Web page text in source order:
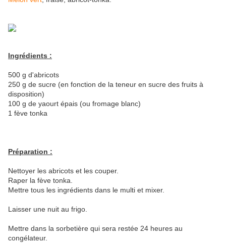
Ingrédients :
500 g d'abricots
250 g de sucre (en fonction de la teneur en sucre des fruits à
disposition)
100 g de yaourt épais (ou fromage blanc)
1 fève tonka
Préparation :
Nettoyer les abricots et les couper.
Raper la fève tonka.
Mettre tous les ingrédients dans le multi et mixer.
Laisser une nuit au frigo.
Mettre dans la sorbetière qui sera restée 24 heures au
congélateur.